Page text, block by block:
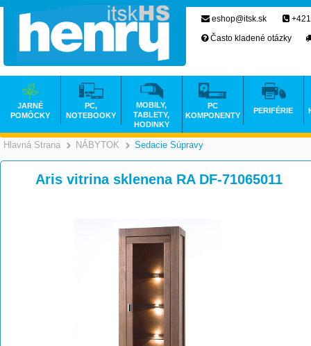
Hlavná Strana >
NÁBYTOK >
Sedacie Súpravy
Aris vitrina sklenena RA DF-71065011
eshop@itsk.sk
Často kladené otázky
JARNÉ
POMÔCKY
PC,
NOTEBOOKY
MOBILY,
TABLETY,
HODINKY
PC
KOMPONENTY
PERIFÉRIE